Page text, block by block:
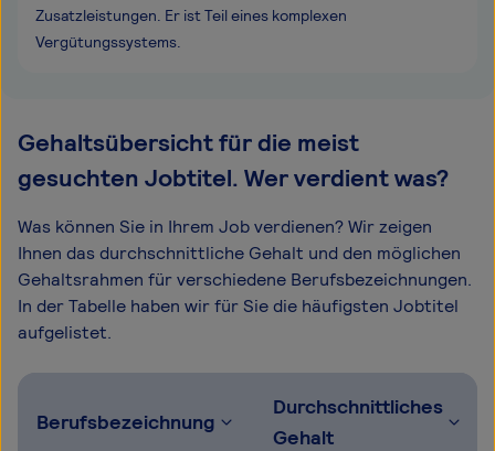
Zusatzleistungen. Er ist Teil eines komplexen
Vergütungssystems.
Gehaltsübersicht für die meist
gesuchten Jobtitel. Wer verdient was?
Was können Sie in Ihrem Job verdienen? Wir zeigen
Ihnen das durchschnittliche Gehalt und den möglichen
Gehaltsrahmen für verschiedene Berufsbezeichnungen.
In der Tabelle haben wir für Sie die häufigsten Jobtitel
aufgelistet.
Berufsbezeichnung
Durchschnittliches
Gehalt